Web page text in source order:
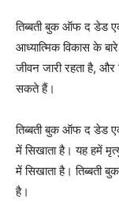
तिब्बती बुक ऑफ द डेड
आध्यात्मिक विकास के
जीवन जारी रहता है, और
सकते हैं।
तिब्बती बुक ऑफ द डेड
में सिखाता है। यह हमें
में सिखाता है। तिब्बती
है।